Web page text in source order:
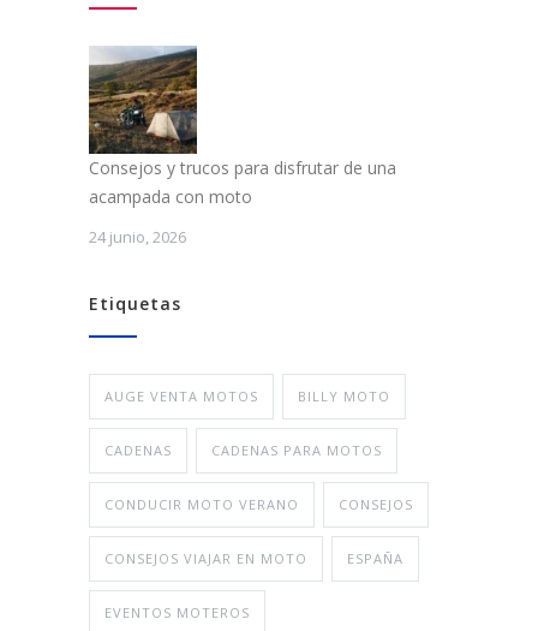
Consejos y trucos para disfrutar de una
acampada con moto
24 junio, 2026
Etiquetas
AUGE VENTA MOTOS BILLY MOTO
CADENAS CADENAS PARA MOTOS
CONDUCIR MOTO VERANO CONSEJOS
CONSEJOS VIAJAR EN MOTO ESPAÑA
EVENTOS MOTEROS